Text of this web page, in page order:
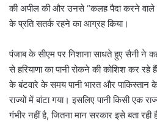
की अपील की और उनसे “कलह पैदा करने वाले
के प्रति सतर्क रहने का आग्रह किया।
पंजाब के सीएम पर निशाना साधते हुए सैनी ने
से हरियाणा का पानी रोकने की कोशिश कर
के बंटवारे के समय पानी भारत और पाकिस्तान
राज्यों में बांटा गया। इसलिए पानी किसी एक
गंभीर नहीं है, जितना मान सरकार इसे बता रही